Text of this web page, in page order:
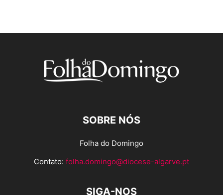
SOBRE NÓS
Folha do Domingo
Contato: folha.domingo@diocese-algarve.pt
SIGA-NOS